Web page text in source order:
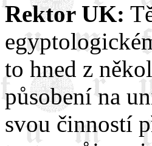
Rektor UK:
to hned z
působení na
svou činností